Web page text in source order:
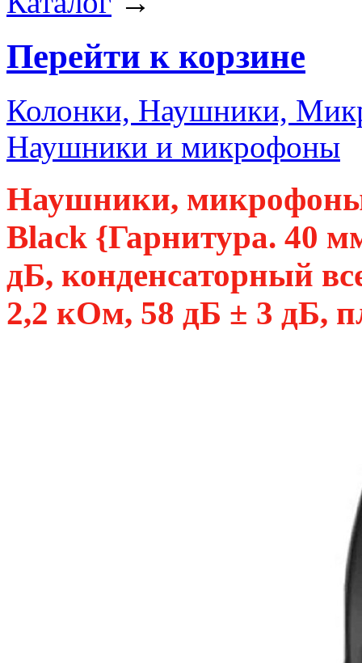
Перейти к корзине
Колонки, Наушники,
Наушники и микрофоны
Наушники,
Black {Гарнитура. 40
дБ, конденсаторный
2,2 кОм, 58 дБ ± 3 дБ,